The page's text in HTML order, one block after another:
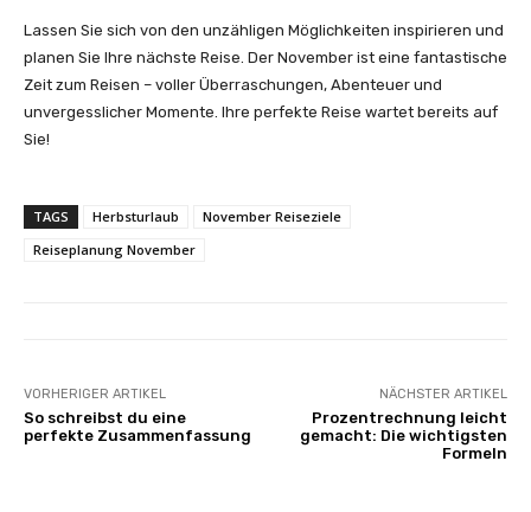
Lassen Sie sich von den unzähligen Möglichkeiten inspirieren und
planen Sie Ihre nächste Reise. Der November ist eine fantastische
Zeit zum Reisen – voller Überraschungen, Abenteuer und
unvergesslicher Momente. Ihre perfekte Reise wartet bereits auf
Sie!
TAGS Herbsturlaub
November Reiseziele
Reiseplanung November
VORHERIGER ARTIKEL
So schreibst du eine
perfekte Zusammenfassung
NÄCHSTER ARTIKEL
Prozentrechnung leicht
gemacht: Die wichtigsten
Formeln